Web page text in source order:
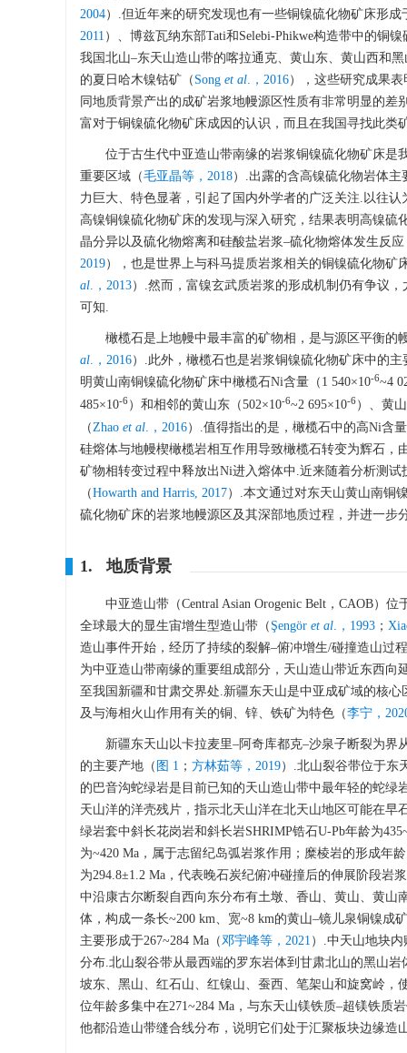
2004）.但近年来的研究发现也有一些铜镍硫化物矿床形
2011 ）、博兹瓦纳东部Tati和Selebi-Phikwe构造带中的铜
我国北山‒东天山造山带的喀拉通克、黄山东、黄山西和
的夏日哈木镍钴矿（ Song et al.，2016），这些研究成果
同地质背景产出的成矿岩浆地幔源区性质有非常明显的
富对于铜镍硫化物矿床成因的认识，而且在我国寻找此类
位于古生代中亚造山带南缘的岩浆铜镍硫化物矿床是
重要区域（毛亚晶等，2018）.出露的含高镍硫化物岩体
力巨大、特色显著，引起了国内外学者的广泛关注.以往
高镍铜镍硫化物矿床的发现与深入研究，结果表明高镍
晶分异以及硫化物熔离和硅酸盐岩浆‒硫化物熔体发生反应
2019），也是世界上与科马提质岩浆相关的铜镍硫化物
al.，2013）.然而，富镍玄武质岩浆的形成机制仍有争议
可知.
橄榄石是上地幔中最丰富的矿物相，是与源区平衡
al.，2016）.此外，橄榄石也是岩浆铜镍硫化物矿床中的
明黄山南铜镍硫化物矿床中橄榄石Ni含量（1 540×10-6~4
485×10-6）和相邻的黄山东（502×10-6~2 695×10-6）、黄
（Zhao et al.，2016）.值得指出的是，橄榄石中的高Ni含
硅熔体与地幔楔橄榄岩相互作用导致橄榄石转变为辉石，
矿物相转变过程中释放出Ni进入熔体中.近来随着分析测
（Howarth and Harris, 2017）.本文通过对东天山黄山南铜
硫化物矿床的岩浆地幔源区及其深部地质过程，并进一
1. 地质背景
中亚造山带（Central Asian Orogenic Belt，CAOB）
全球最大的显生宙增生型造山带（ Şengör et al.，1993 ；
造山事件开始，经历了持续的裂解‒俯冲增生/碰撞造山过
为中亚造山带南缘的重要组成部分，天山造山带近东西向
至我国新疆和甘肃交界处.新疆东天山是中亚成矿域的核
及与海相火山作用有关的铜、锌、铁矿为特色（李宁，
新疆东天山以卡拉麦里‒阿奇库都克‒沙泉子断裂为
的主要产地（ 图 1 ； 方林茹等，2019）.北山裂谷带位于东
的巴音沟蛇绿岩是目前已知的天山造山带中最年轻的蛇绿
天山洋的洋壳残片，指示北天山洋在北天山地区可能在早
绿岩套中斜长花岗岩和斜长岩SHRIMP锆石U-Pb年龄为
为~420 Ma，属于志留纪岛弧岩浆作用；糜棱岩的形成年
为294.8±1.2 Ma，代表晚石炭纪俯冲碰撞后的伸展阶段岩
中沿康古尔断裂自西向东分布有土墩、香山、黄山、黄
体，构成一条长~200 km、宽~8 km的黄山‒镜儿泉铜镍成
主要形成于267~284 Ma（邓宇峰等，2021 ）.中天山地块
分布.北山裂谷带从最西端的罗东岩体到甘肃北山的黑山
坡东、黑山、红石山、红镍山、蚕西、笔架山和旋窝岭，
位年龄多集中在271~284 Ma，与东天山镁铁质‒超镁铁质
他都沿造山带缝合线分布，说明它们处于汇聚板块边缘造